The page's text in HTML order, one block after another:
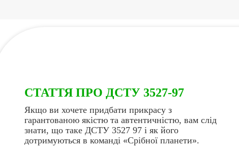
СТАТТЯ ПРО ДСТУ 3527-97
Якщо ви хочете придбати прикрасу з
гарантованою якістю та автентичністю, вам слід
знати, що таке ДСТУ 3527 97 і як його
дотримуються в команді «Срібної планети».